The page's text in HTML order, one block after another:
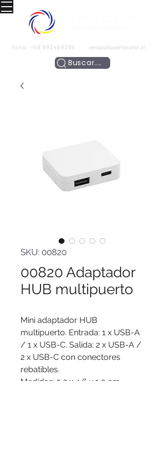
Fono: +56 993466295 ventas@puertocolor.cl
Buscar....
SKU: 00820
00820 Adaptador
HUB multipuerto
Mini adaptador HUB
multipuerto. Entrada: 1 x USB-A
/ 1 x USB-C. Salida: 2 x USB-A /
2 x USB-C con conectores
rebatibles.
Medidas: 5,2 x 4,6 x 1,3 cm.